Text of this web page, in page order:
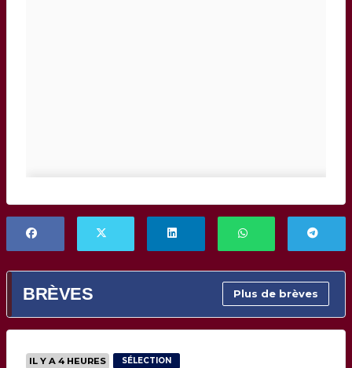
BRÈVES Plus de brèves
IL Y A 4 HEURES SÉLECTION